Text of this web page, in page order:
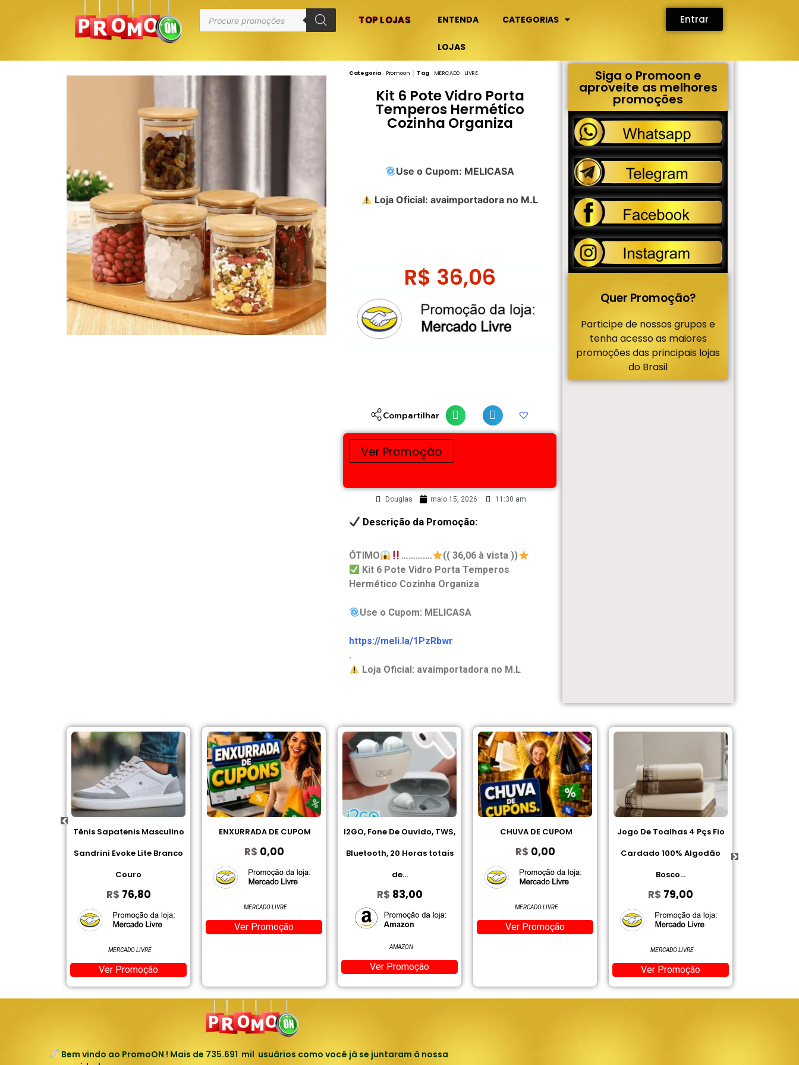
TOP LOJAS ENTENDA CATEGORIAS
LOJAS
Entrar
Categoria Promoon Tag MERCADO LIVRE
Kit 6 Pote Vidro Porta
Temperos Hermético
Cozinha Organiza
Use o Cupom: MELICASA
Loja Oficial: avaimportadora no M.L
R$ 36,06
Compartilhar
Ver Promoção
Douglas maio 15, 2026 11:30 am
Descrição da Promoção:
ÓTIMO ………….
(( 36,06 à vista ))
Kit 6 Pote Vidro Porta Temperos
Hermético Cozinha Organiza
Use o Cupom: MELICASA
https://meli.la/1PzRbwr
.
Loja Oficial: avaimportadora no M.L
Siga o Promoon e
aproveite as melhores
promoções
Quer Promoção?
Participe de nossos grupos e
tenha acesso as maiores
promoções das principais lojas
do Brasil
ENXURRADA DE CUPOM
R$0,00
Ver Promoção
I2GO, Fone De Ouvido, TWS,
Bluetooth, 20 Horas totais
de...
CHUVA DE CUPOM
R$0,00
Ver Promoção
Jogo De Toalhas 4 Pçs Fio
Cardado 100% Algodão
Bosco...
Gillette Desodorante
Antitranspirante em Gel
Aloe 45 g
R$10,84
Ver Promoção
AMAZON
Bem vindo ao PromoON ! Mais de 735.691 mil usuários como você já se juntaram à nossa